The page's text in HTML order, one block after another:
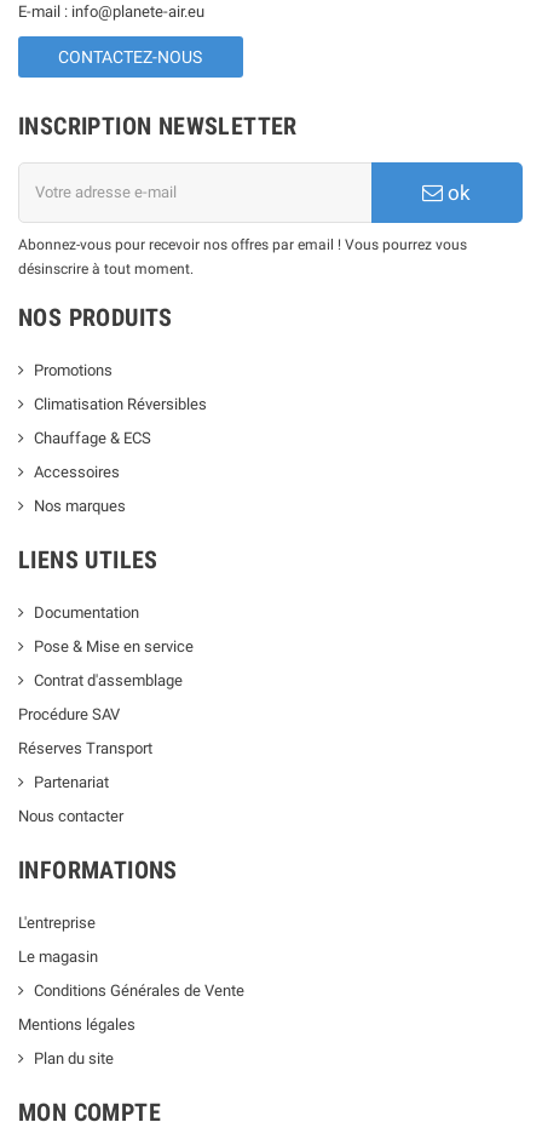
E-mail : info@planete-air.eu
CONTACTEZ-NOUS
INSCRIPTION NEWSLETTER
ok
Abonnez-vous pour recevoir nos offres par email ! Vous pourrez vous
désinscrire à tout moment.
NOS PRODUITS
Promotions
Climatisation Réversibles
Chauffage & ECS
Accessoires
Nos marques
LIENS UTILES
Documentation
Pose & Mise en service
Contrat d'assemblage
Procédure SAV
Réserves Transport
Partenariat
Nous contacter
INFORMATIONS
L'entreprise
Le magasin
Conditions Générales de Vente
Mentions légales
Plan du site
MON COMPTE